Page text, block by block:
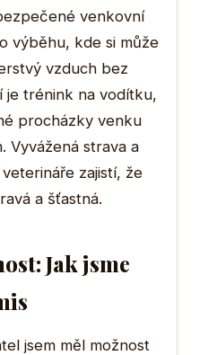
venkovní
výběhu, kde si může
vzduch bez
je trénink na vodítku,
procházky venku
Vyvážená strava a
zajistí, že
a šťastná.
Jak jsme
jsem měl možnost